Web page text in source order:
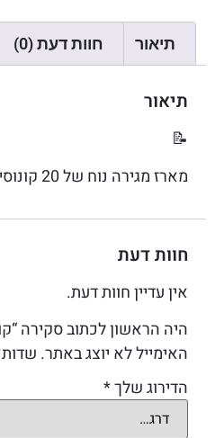
תיאור חוות דעת (0)
תיאור
📝
מארז מגירה נוח של 20 קונוסים מנייר טבעי לא מולבן עם פילטר פחם קוקוס גודל קינג סייז מבית ריליף .
חוות דעת
אין עדיין חוות דעת.
היה הראשון לכתוב סקירה
האימייל לא יוצג באתר.
הדירוג שלך*